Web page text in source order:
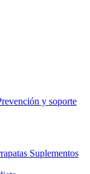
y soporte
Suplementos